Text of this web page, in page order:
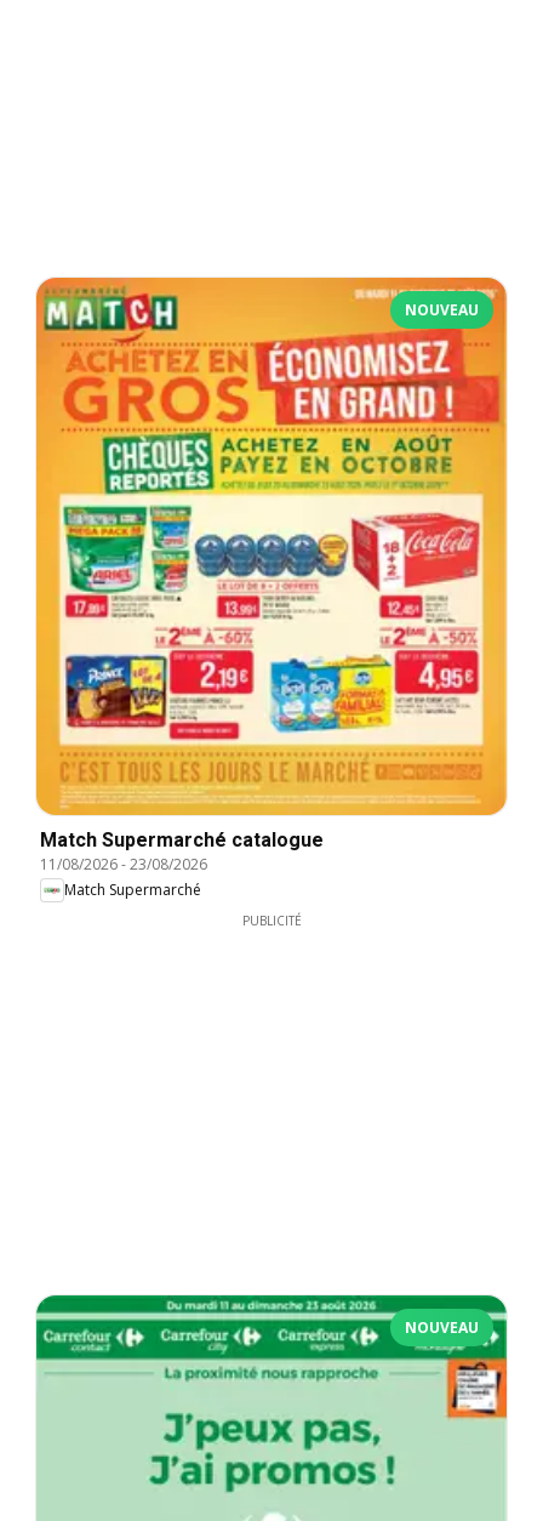
NOUVEAU
Match Supermarché catalogue
11/08/2026-23/08/2026
Match Supermarché
PUBLICITÉ
NOUVEAU